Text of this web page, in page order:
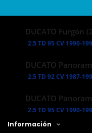
DUCATO Furgón
2.5 TD 95 CV 1990-
DUCATO
2.5 TD 92 CV 1987-
DUCATO
2.5 TD 95 CV 1990-
Información